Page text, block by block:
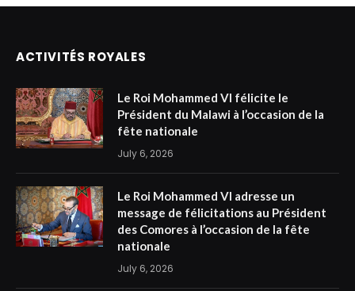
ACTIVITÉS ROYALES
Le Roi Mohammed VI félicite le
Président du Malawi à l’occasion de la
fête nationale
July 6, 2026
Le Roi Mohammed VI adresse un
message de félicitations au Président
des Comores à l’occasion de la fête
nationale
July 6, 2026